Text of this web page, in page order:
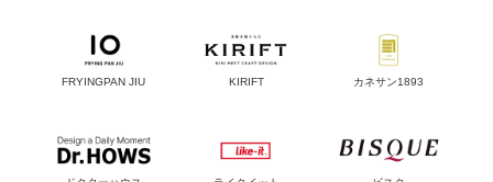
FRYINGPAN JIU KIRIFT カネサン1893